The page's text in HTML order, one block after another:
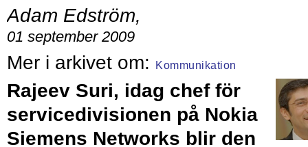
Adam Edström,
01 september 2009
Kommunikation
Rajeev Suri, idag chef för
servicedivisionen på Nokia
Siemens Networks blir den